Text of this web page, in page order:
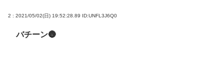
2 : 2021/05/02(日) 19:52:28.89 ID:UNFL3J6Q0
バチーン🌚